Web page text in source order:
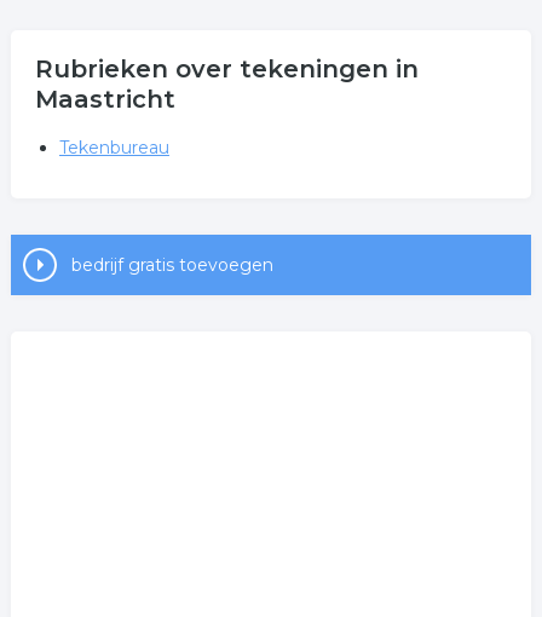
Rubrieken over tekeningen in
Maastricht
Tekenbureau
bedrijf gratis toevoegen